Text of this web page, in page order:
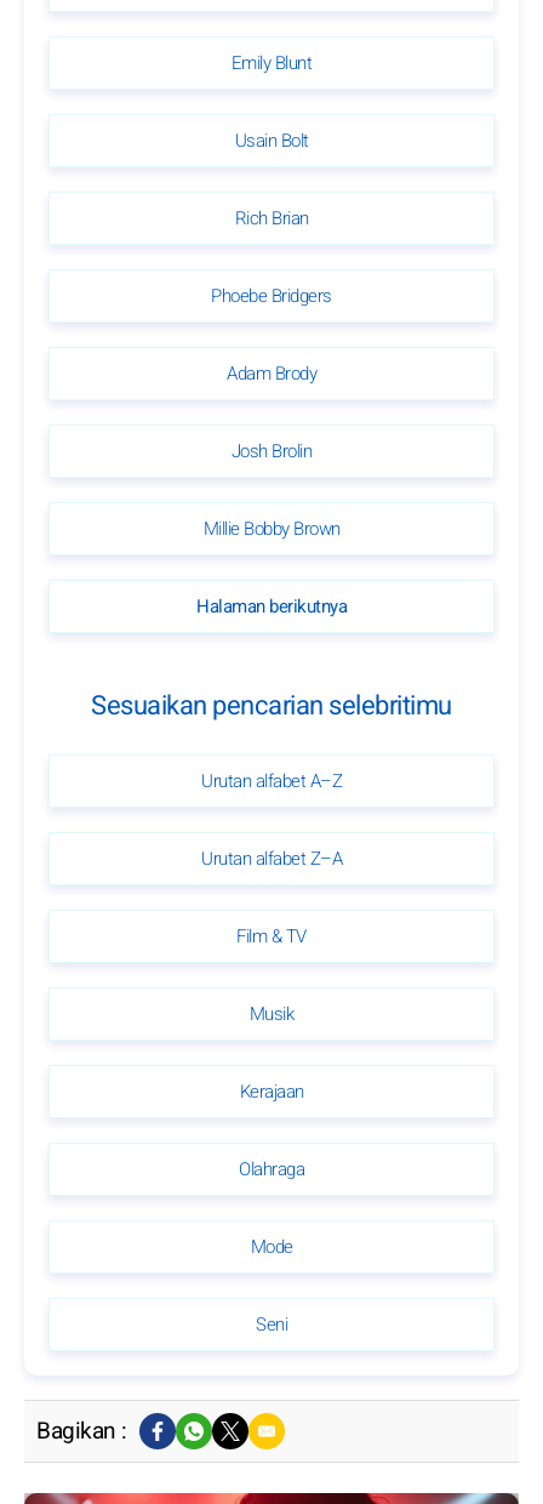
Emily Blunt
Usain Bolt
Rich Brian
Phoebe Bridgers
Adam Brody
Josh Brolin
Millie Bobby Brown
Halaman berikutnya
Sesuaikan pencarian selebritimu
Urutan alfabet A–Z
Urutan alfabet Z–A
Film & TV
Musik
Kerajaan
Olahraga
Mode
Seni
Bagikan :